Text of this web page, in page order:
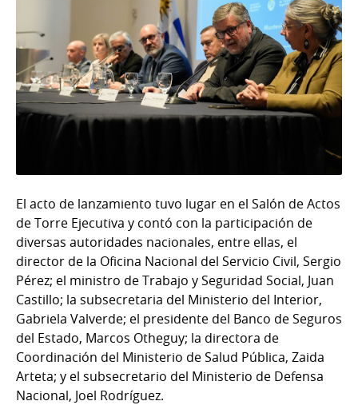
El acto de lanzamiento tuvo lugar en el Salón de Actos
de Torre Ejecutiva y contó con la participación de
diversas autoridades nacionales, entre ellas, el
director de la Oficina Nacional del Servicio Civil, Sergio
Pérez; el ministro de Trabajo y Seguridad Social, Juan
Castillo; la subsecretaria del Ministerio del Interior,
Gabriela Valverde; el presidente del Banco de Seguros
del Estado, Marcos Otheguy; la directora de
Coordinación del Ministerio de Salud Pública, Zaida
Arteta; y el subsecretario del Ministerio de Defensa
Nacional, Joel Rodríguez.